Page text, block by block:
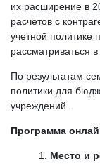
их расширение в
расчетов с
учетной политике
рассматриваться
По результатам
политики для
учреждений.
Программа
Место и